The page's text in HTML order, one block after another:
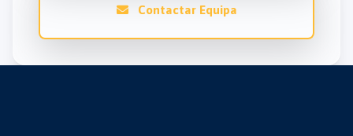
Contactar Equipa